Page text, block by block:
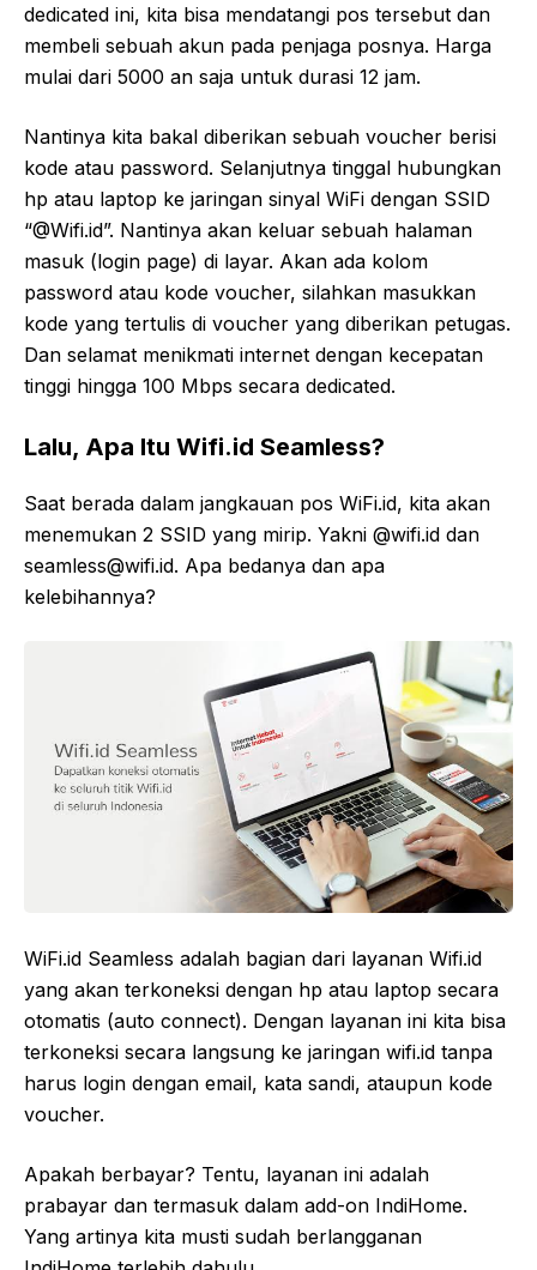
dedicated ini, kita bisa mendatangi pos tersebut dan
membeli sebuah akun pada penjaga posnya. Harga
mulai dari 5000 an saja untuk durasi 12 jam.
Nantinya kita bakal diberikan sebuah voucher berisi
kode atau password. Selanjutnya tinggal hubungkan
hp atau laptop ke jaringan sinyal WiFi dengan SSID
“@Wifi.id”. Nantinya akan keluar sebuah halaman
masuk (login page) di layar. Akan ada kolom
password atau kode voucher, silahkan masukkan
kode yang tertulis di voucher yang diberikan petugas.
Dan selamat menikmati internet dengan kecepatan
tinggi hingga 100 Mbps secara dedicated.
Lalu, Apa Itu Wifi.id Seamless?
Saat berada dalam jangkauan pos WiFi.id, kita akan
menemukan 2 SSID yang mirip. Yakni @wifi.id dan
seamless@wifi.id. Apa bedanya dan apa
kelebihannya?
WiFi.id Seamless adalah bagian dari layanan Wifi.id
yang akan terkoneksi dengan hp atau laptop secara
otomatis (auto connect). Dengan layanan ini kita bisa
terkoneksi secara langsung ke jaringan wifi.id tanpa
harus login dengan email, kata sandi, ataupun kode
voucher.
Apakah berbayar? Tentu, layanan ini adalah
prabayar dan termasuk dalam add-on IndiHome.
Yang artinya kita musti sudah berlangganan